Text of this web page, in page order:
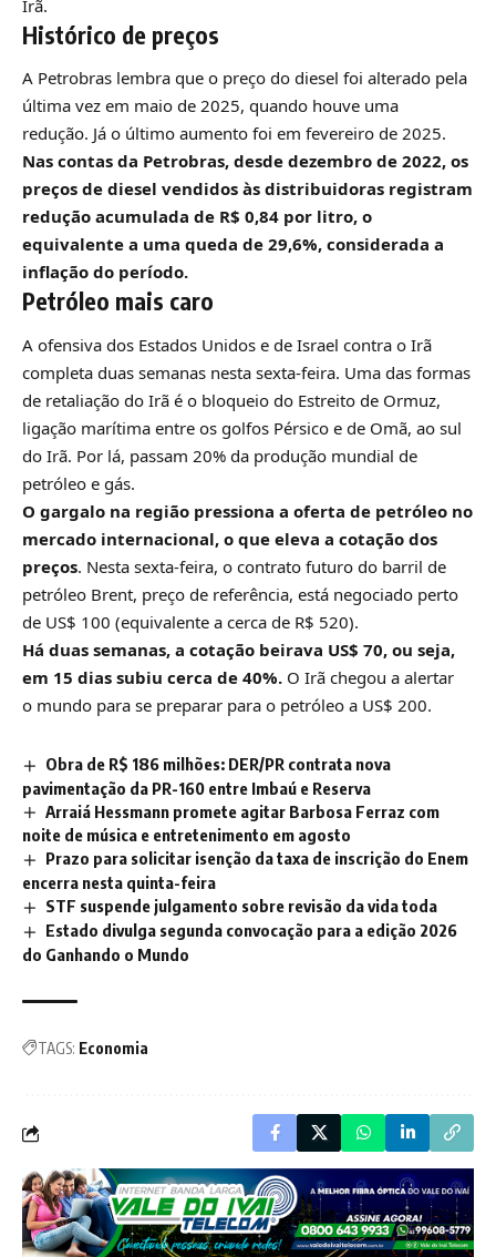
Irã.
Histórico de preços
A Petrobras lembra que o preço do diesel foi alterado pela
última vez em maio de 2025, quando houve uma
redução. Já o último aumento foi em fevereiro de 2025.
Nas contas da Petrobras, desde dezembro de 2022, os
preços de diesel vendidos às distribuidoras registram
redução acumulada de R$ 0,84 por litro, o
equivalente a uma queda de 29,6%, considerada a
inflação do período.
Petróleo mais caro
A ofensiva dos Estados Unidos e de Israel contra o Irã
completa duas semanas nesta sexta-feira. Uma das formas
de retaliação do Irã é o bloqueio do Estreito de Ormuz,
ligação marítima entre os golfos Pérsico e de Omã, ao sul
do Irã. Por lá, passam 20% da produção mundial de
petróleo e gás.
O gargalo na região pressiona a oferta de petróleo no
mercado internacional, o que eleva a cotação dos
preços. Nesta sexta-feira, o contrato futuro do barril de
petróleo Brent, preço de referência, está negociado perto
de US$ 100 (equivalente a cerca de R$ 520).
Há duas semanas, a cotação beirava US$ 70, ou seja,
em 15 dias subiu cerca de 40%. O Irã chegou a alertar
o mundo para se preparar para o petróleo a US$ 200.
Obra de R$ 186 milhões: DER/PR contrata nova
pavimentação da PR-160 entre Imbaú e Reserva
Arraiá Hessmann promete agitar Barbosa Ferraz com
noite de música e entretenimento em agosto
Prazo para solicitar isenção da taxa de inscrição do Enem
encerra nesta quinta-feira
STF suspende julgamento sobre revisão da vida toda
Estado divulga segunda convocação para a edição 2026
do Ganhando o Mundo
TAGS: Economia